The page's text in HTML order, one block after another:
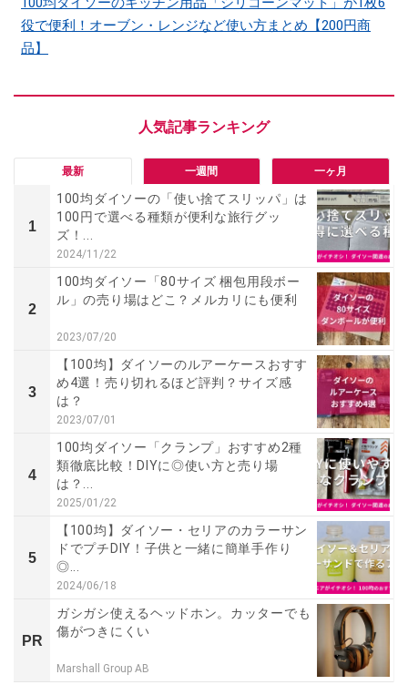
役で便利！オーブン・レンジなど使い方まとめ【200円商
品】
最新 一週間 一ヶ月
1
100均ダイソーの「使い捨てスリッパ」は
100円で選べる種類が便利な旅行グッ
ズ！...
2024/11/22
2
100均ダイソー「80サイズ 梱包用段ボー
ル」の売り場はどこ？メルカリにも便利
2023/07/20
3
【100均】ダイソーのルアーケースおすす
め4選！売り切れるほど評判？サイズ感
は？
2023/07/01
4
100均ダイソー「クランプ」おすすめ2種
類徹底比較！DIYに◎使い方と売り場
は？...
2025/01/22
5
【100均】ダイソー・セリアのカラーサン
ドでプチDIY！子供と一緒に簡単手作り
◎...
2024/06/18
PR
ガシガシ使えるヘッドホン。カッターでも
傷がつきにくい
Marshall Group AB